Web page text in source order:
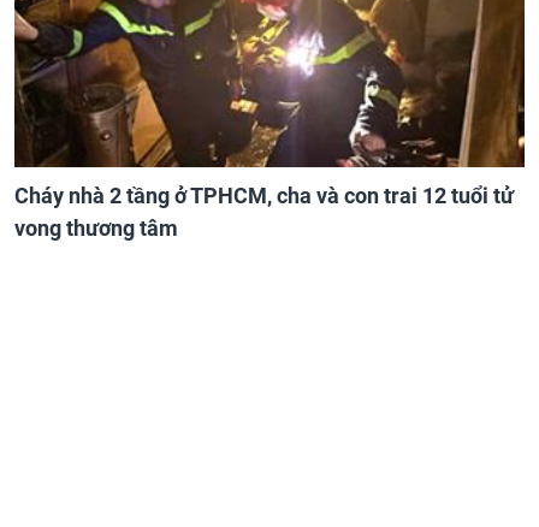
Cháy nhà 2 tầng ở TPHCM, cha và con trai 12 tuổi tử
vong thương tâm